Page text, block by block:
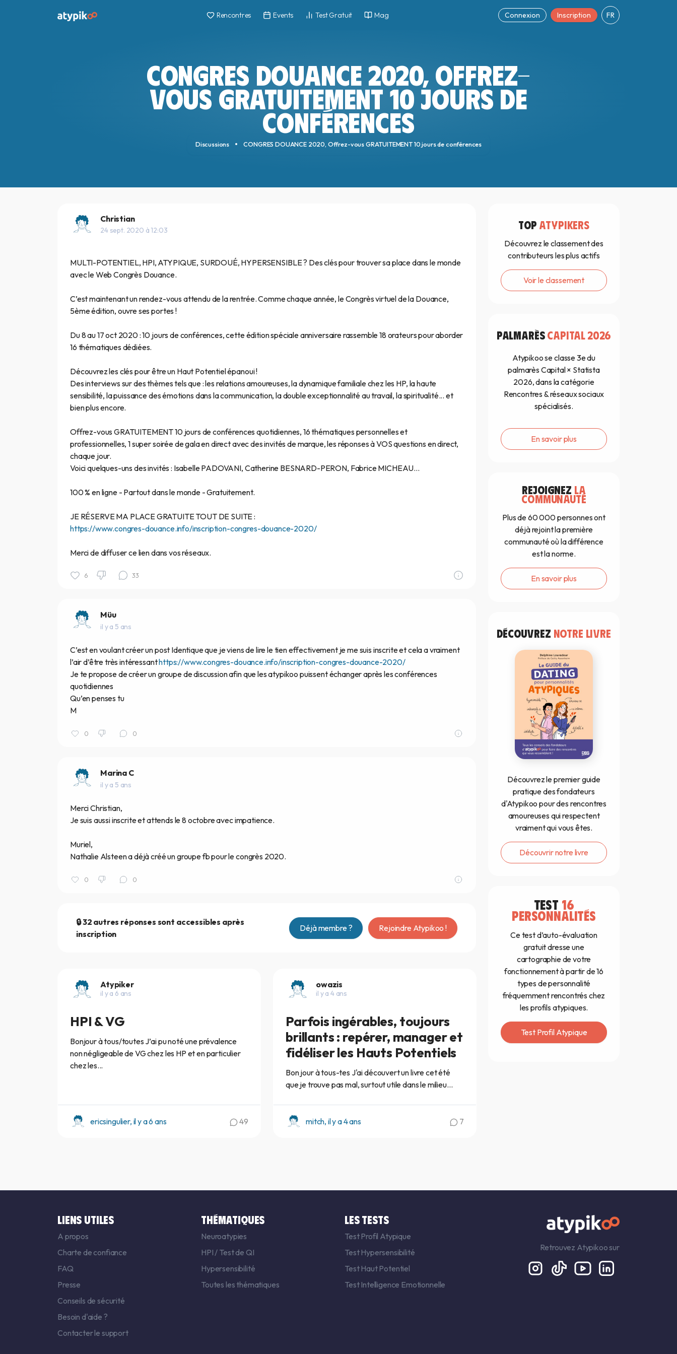
Connexion Inscription FR
Rencontres Events Test Gratuit Mag
CONGRES DOUANCE 2020, OFFREZ-
VOUS GRATUITEMENT 10 JOURS DE
CONFÉRENCES
Discussions CONGRES DOUANCE 2020, Offrez-vous GRATUITEMENT 10 jours de conférences
Christian
24 sept. 2020 à 12:03
MULTI-POTENTIEL, HPI, ATYPIQUE, SURDOUÉ, HYPERSENSIBLE ? Des clés pour trouver sa place dans le monde
avec le Web Congrès Douance.
C’est maintenant un rendez-vous attendu de la rentrée. Comme chaque année, le Congrès virtuel de la Douance,
5ème édition, ouvre ses portes !
Du 8 au 17 oct 2020 : 10 jours de conférences, cette édition spéciale anniversaire rassemble 18 orateurs pour aborder
16 thématiques dédiées.
Découvrez les clés pour être un Haut Potentiel épanoui !
Des interviews sur des thèmes tels que : les relations amoureuses, la dynamique familiale chez les HP, la haute
sensibilité, la puissance des émotions dans la communication, la double exceptionnalité au travail, la spiritualité... et
bien plus encore.
Offrez-vous GRATUITEMENT 10 jours de conférences quotidiennes, 16 thématiques personnelles et
professionnelles, 1 super soirée de gala en direct avec des invités de marque, les réponses à VOS questions en direct,
chaque jour.
Voici quelques-uns des invités : Isabelle PADOVANI, Catherine BESNARD-PERON, Fabrice MICHEAU…
100 % en ligne - Partout dans le monde - Gratuitement.
JE RÉSERVE MA PLACE GRATUITE TOUT DE SUITE :
https://www.congres-douance.info/inscription-congres-douance-2020/
Merci de diffuser ce lien dans vos réseaux.
6 33
Müu
il y a 5 ans
C’est en voulant créer un post Identique que je viens de lire le tien effectivement je me suis inscrite et cela a vraiment
l’air d’être très intéressanthttps://www.congres-douance.info/inscription-congres-douance-2020/
Je te propose de créer un groupe de discussion afin que les atypikoo puissent échanger après les conférences
quotidiennes
Qu’en penses tu
M
0 0
Marina C
il y a 5 ans
Merci Christian,
Je suis aussi inscrite et attends le 8 octobre avec impatience.
Muriel,
Nathalie Alsteen a déjà créé un groupe fb pour le congrès 2020.
0 0
🔒 32 autres réponses sont accessibles après
inscription
Déjà membre ? Rejoindre Atypikoo !
Atypiker
il y a 6 ans
HPI & VG
Bonjour à tous/toutes J’ai pu noté une prévalence
non négligeable de VG chez les HP et en particulier
chez les...
ericsingulier, il y a 6 ans 49
owazis
il y a 4 ans
Parfois ingérables, toujours
brillants : repérer, manager et
fidéliser les Hauts Potentiels
Bon jour à tous-tes J'ai découvert un livre cet été
que je trouve pas mal, surtout utile dans le milieu...
mitch, il y a 4 ans 7
TOP ATYPIKERS
Découvrez le classement des
contributeurs les plus actifs
Voir le classement
PALMARÈSCAPITAL 2026
Atypikoo se classe 3e du
palmarès Capital × Statista
2026, dans la catégorie
Rencontres & réseaux sociaux
spécialisés.
En savoir plus
REJOIGNEZ LA
COMMUNAUTÉ
Plus de 60 000 personnes ont
déjà rejoint la première
communauté où la différence
est la norme.
En savoir plus
DÉCOUVREZ NOTRE LIVRE
Découvrez le premier guide
pratique des fondateurs
d'Atypikoo pour des rencontres
amoureuses qui respectent
vraiment qui vous êtes.
Découvrir notre livre
TEST 16
PERSONNALITÉS
Ce test d’auto-évaluation
gratuit dresse une
cartographie de votre
fonctionnement à partir de 16
types de personnalité
fréquemment rencontrés chez
les profils atypiques.
Test Profil Atypique
LIENS UTILES
A propos
Charte de confiance
FAQ
Presse
Conseils de sécurité
Besoin d'aide ?
Contacter le support
THÉMATIQUES
Neuroatypies
HPI / Test de QI
Hypersensibilité
Toutes les thématiques
LES TESTS
Test Profil Atypique
Test Hypersensibilité
Test Haut Potentiel
Test Intelligence Emotionnelle
Retrouvez Atypikoo sur